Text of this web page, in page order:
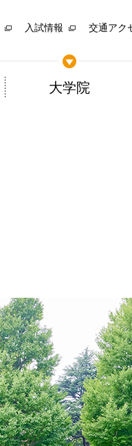
大学院
入試情報 交通アク